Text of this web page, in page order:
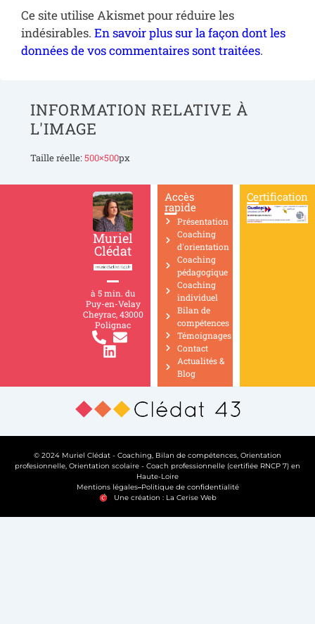
Ce site utilise Akismet pour réduire les
indésirables. En savoir plus sur la façon dont les
données de vos commentaires sont traitées.
INFORMATION RELATIVE À
L'IMAGE
Taille réelle:500×500px
Muriel
Clédat
à 5 min. du
Puy-en-Velay
Cheyrac, 43000
Polignac
Accès
rapide
Présentation
Coaching
d'orientation
Coaching
pédagogique
Coaching
individuel
Bilan de
compétences
Témoignages
Contact
Actualités &
Blog
Certification
© 2024 Muriel Clédat - Coaching, Bilan de compétences, Orientation
profesionnelle, Orientation scolaire - Coach professionnelle (certifiée RNCP 7) en
Haute-Loire
Mentions légales Politique de confidentialité
Une création : La Cerise Web